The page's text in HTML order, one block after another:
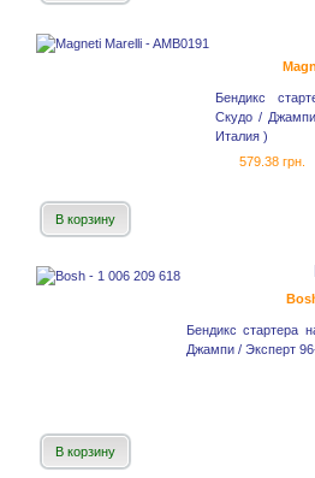
Бендикс
Скудо /
Италия )
579.38 грн.
В корзину
Бендикс стартера
Джампи / Эксперт
В корзину